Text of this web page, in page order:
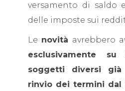
versamento di saldo
delle imposte sui
Le novità avrebbero
esclusivamente
soggetti diversi già
rinvio dei termini dal